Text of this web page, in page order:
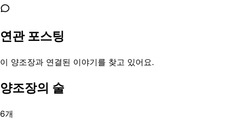
연관 포스팅
이 양조장과 연결된 이야기를 찾고 있어요.
양조장의 술
6개